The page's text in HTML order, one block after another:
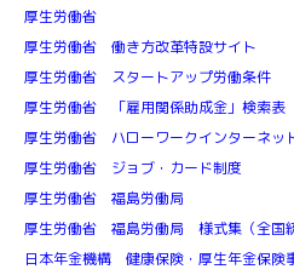
厚生労働省
厚生労働省 働き方改革特設サイト
厚生労働省 スタートアップ労働条件
厚生労働省 「雇用関係助成金」検索表
厚生労働省 ハローワークインターネッ
厚生労働省 ジョブ・カード制度
厚生労働省 福島労働局
厚生労働省 福島労働局 様式集（全国統
日本年金機構 健康保険・厚生年金保険